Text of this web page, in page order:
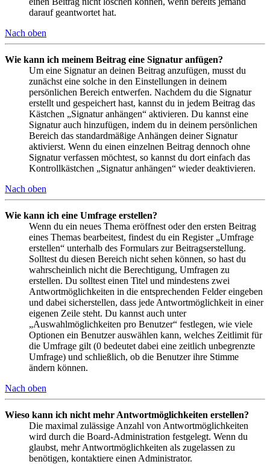
darauf geantwortet hat.
Nach oben
Wie kann ich meinem Beitrag eine Signatur anfügen?
Um eine Signatur an deinen Beitrag anzufügen, musst du
zunächst eine solche in den Einstellungen in deinem
persönlichen Bereich entwerfen. Nachdem du die Signatur
erstellt und gespeichert hast, kannst du in jedem Beitrag das
Kästchen „Signatur anhängen“ aktivieren. Du kannst eine
Signatur auch hinzufügen, indem du in deinem persönlichen
Bereich das standardmäßige Anhängen deiner Signatur
aktivierst. Wenn du einen einzelnen Beitrag dennoch ohne
Signatur verfassen möchtest, so kannst du dort einfach das
Kontrollkästchen „Signatur anhängen“ wieder deaktivieren.
Nach oben
Wie kann ich eine Umfrage erstellen?
Wenn du ein neues Thema eröffnest oder den ersten Beitrag
eines Themas bearbeitest, findest du ein Register „Umfrage
erstellen“ unterhalb des Formulars zur Beitragserstellung.
Solltest du diesen Bereich nicht sehen können, so hast du
wahrscheinlich nicht die Berechtigung, Umfragen zu
erstellen. Du solltest einen Titel und mindestens zwei
Antwortmöglichkeiten in die entsprechenden Felder eingeben
und dabei sicherstellen, dass jede Antwortmöglichkeit in einer
eigenen Zeile steht. Du kannst auch unter
„Auswahlmöglichkeiten pro Benutzer“ festlegen, wie viele
Optionen ein Benutzer auswählen kann, welches Zeitlimit für
die Umfrage gilt (0 bedeutet dabei eine zeitlich unbegrenzte
Umfrage) und schließlich, ob die Benutzer ihre Stimme
ändern können.
Nach oben
Wieso kann ich nicht mehr Antwortmöglichkeiten erstellen?
Die maximal zulässige Anzahl von Antwortmöglichkeiten
wird durch die Board-Administration festgelegt. Wenn du
glaubst, mehr Antwortmöglichkeiten als zugelassen zu
benötigen, kontaktiere einen Administrator.